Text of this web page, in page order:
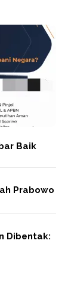
Baik
Prabowo
Dibentak: